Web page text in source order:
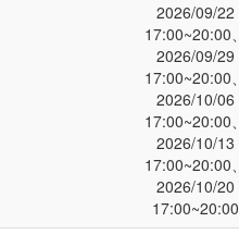
2026/09/22
17:00~20:00、
2026/09/29
17:00~20:00、
2026/10/06
17:00~20:00、
2026/10/13
17:00~20:00、
2026/10/20
17:00~20:00